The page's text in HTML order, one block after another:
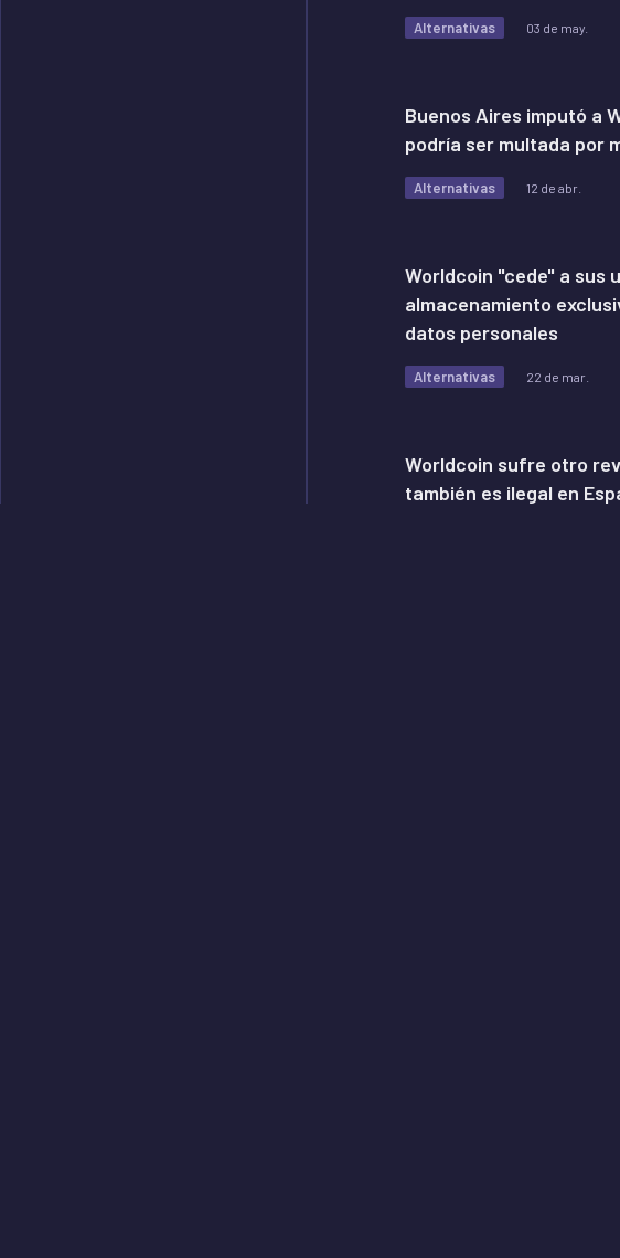
Alternativas 03 de may.
Buenos Aires imputó a
podría ser multada por
Alternativas 12 de abr.
Worldcoin "cede" a sus
almacenamiento
datos personales
Alternativas 22 de mar.
Worldcoin sufre otro
también es ilegal en